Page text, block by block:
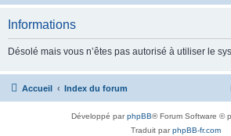
Informations
Désolé mais vous n’êtes pas autorisé à utiliser le
Accueil Index du forum
Développé parphpBB® Forum Software ©
Traduit parphpBB-fr.com